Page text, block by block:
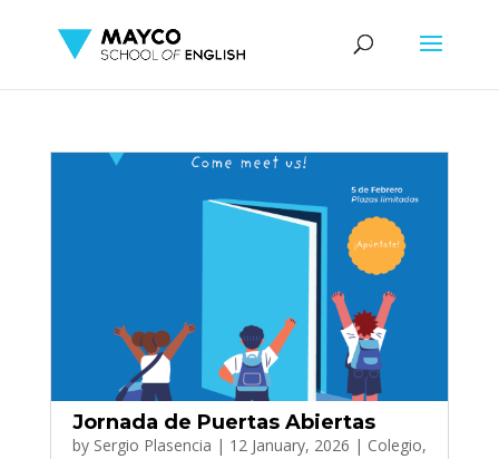
Jornada de Puertas Abiertas
by Sergio Plasencia | 12 January, 2026 | Colegio,